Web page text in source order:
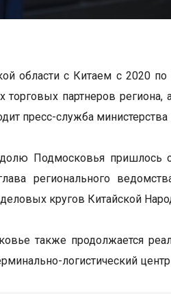
области с Китаем с 2020
торговых партнеров
пресс-служба
Подмосковья пришлось
регионального
кругов Китайской
также продолжается
логистический